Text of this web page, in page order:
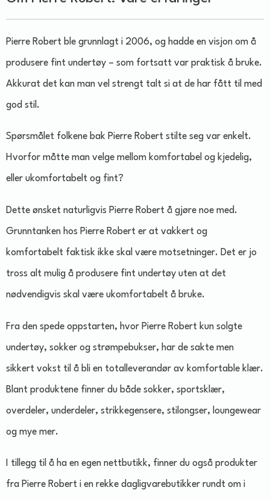
Pierre Robert ble grunnlagt i 2006, og hadde en visjon om å
produsere fint undertøy – som fortsatt var praktisk å bruke.
Akkurat det kan man vel strengt talt si at de har fått til med
god stil.
Spørsmålet folkene bak Pierre Robert stilte seg var enkelt.
Hvorfor måtte man velge mellom komfortabel og kjedelig,
eller ukomfortabelt og fint?
Dette ønsket naturligvis Pierre Robert å gjøre noe med.
Grunntanken hos Pierre Robert er at vakkert og
komfortabelt faktisk ikke skal være motsetninger. Det er jo
tross alt mulig å produsere fint undertøy uten at det
nødvendigvis skal være ukomfortabelt å bruke.
Fra den spede oppstarten, hvor Pierre Robert kun solgte
undertøy, sokker og strømpebukser, har de sakte men
sikkert vokst til å bli en totalleverandør av komfortable klær.
Blant produktene finner du både sokker, sportsklær,
overdeler, underdeler, strikkegensere, stilongser, loungewear
og mye mer.
I tillegg til å ha en egen nettbutikk, finner du også produkter
fra Pierre Robert i en rekke dagligvarebutikker rundt om i